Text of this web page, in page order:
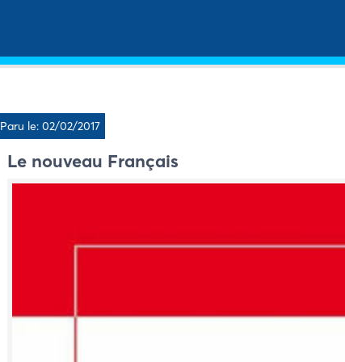
Paru le: 02/02/2017
Le nouveau Français